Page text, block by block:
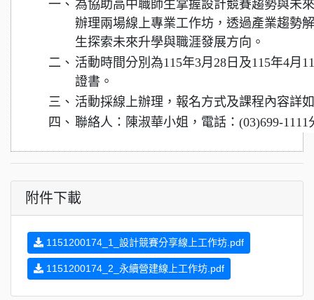
一、 為協助高中職師生掌握設計競賽趨勢與未
辦理兩場線上專業工作坊，透過產業趨勢
生探索未來升學與職涯發展方向。
二、 活動時間分別為115年3月28日及115年4月
證書。
三、 活動採線上辦理，報名方式及課程內容詳
四、 聯絡人：陳淑華小姐，電話：(03)699-1111
附件下載
1151200174_1_設計競賽分享線上工作坊.pdf
1151200174_2_永續營建線上工作坊.pdf